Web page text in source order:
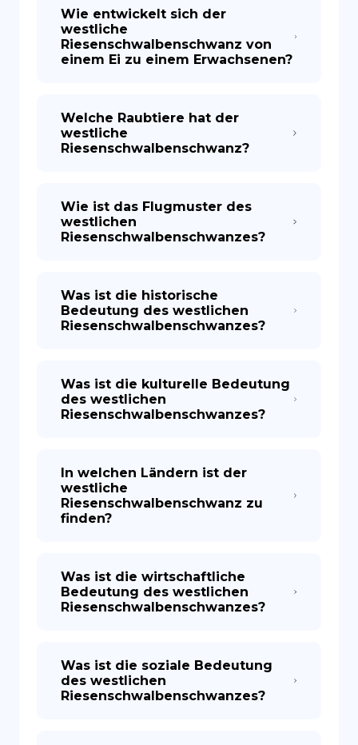
Wie entwickelt sich der
westliche
Riesenschwalbenschwanz von
einem Ei zu einem Erwachsenen?
Welche Raubtiere hat der
westliche
Riesenschwalbenschwanz?
Wie ist das Flugmuster des
westlichen
Riesenschwalbenschwanzes?
Was ist die historische
Bedeutung des westlichen
Riesenschwalbenschwanzes?
Was ist die kulturelle Bedeutung
des westlichen
Riesenschwalbenschwanzes?
In welchen Ländern ist der
westliche
Riesenschwalbenschwanz zu
finden?
Was ist die wirtschaftliche
Bedeutung des westlichen
Riesenschwalbenschwanzes?
Was ist die soziale Bedeutung
des westlichen
Riesenschwalbenschwanzes?